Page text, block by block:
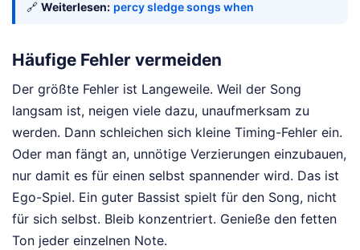
🔗 Weiterlesen: percy sledge songs when
Häufige Fehler vermeiden
Der größte Fehler ist Langeweile. Weil der Song
langsam ist, neigen viele dazu, unaufmerksam zu
werden. Dann schleichen sich kleine Timing-Fehler ein.
Oder man fängt an, unnötige Verzierungen einzubauen,
nur damit es für einen selbst spannender wird. Das ist
Ego-Spiel. Ein guter Bassist spielt für den Song, nicht
für sich selbst. Bleib konzentriert. Genieße den fetten
Ton jeder einzelnen Note.